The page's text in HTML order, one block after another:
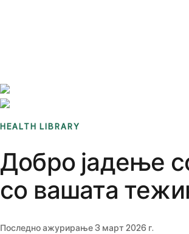
HEALTH LIBRARY
Добро јадење
со вашата
Последно ажурирање3 март 2026 г.